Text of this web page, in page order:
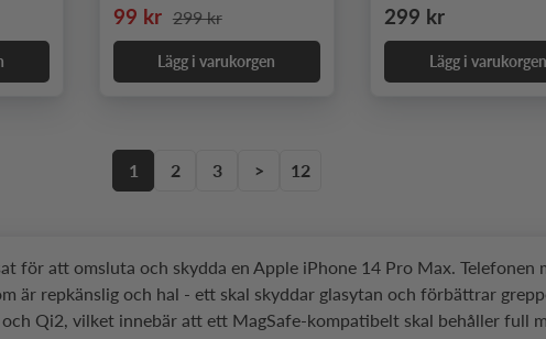
Nedsatt pris
99 kr Ordinarie pris
299 kr
Lägg i varukorgen
Ordinarie pris
299 kr
Lägg i varukorgen
1 2 3 > 12
för att omsluta och skydda en Apple iPhone 14 Pro Max. Telefonen
är repkänslig och hal - ett skal skyddar glasytan och förbättrar
Qi2, vilket innebär att ett MagSafe-kompatibelt skal behåller full